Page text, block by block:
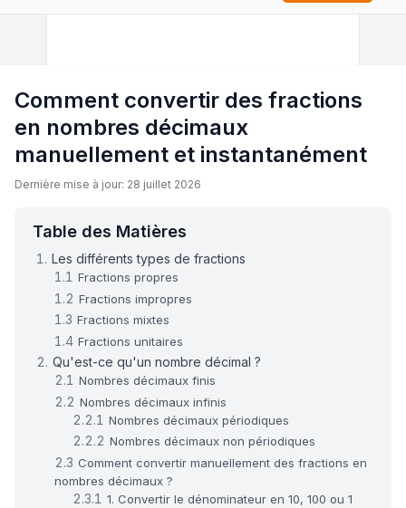
Comment convertir des fractions
en nombres décimaux
manuellement et instantanément
Dernière mise à jour: 28 juillet 2026
Table des Matières
Les différents types de fractions
Fractions propres
Fractions impropres
Fractions mixtes
Fractions unitaires
Qu'est-ce qu'un nombre décimal ?
Nombres décimaux finis
Nombres décimaux infinis
Nombres décimaux périodiques
Nombres décimaux non périodiques
Comment convertir manuellement des fractions en
nombres décimaux ?
1. Convertir le dénominateur en 10, 100 ou 1